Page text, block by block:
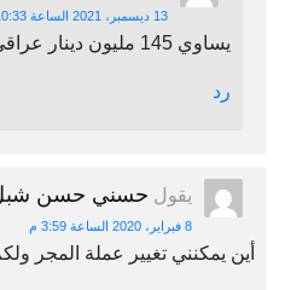
13 ديسمبر، 2021 الساعة 10:33 ص
يساوي 145 مليون دينار عراقي
رد
يقول حسني حسن
8 فبراير، 2020 الساعة 3:59 م
أين يمكنني تغيير عملة المجر